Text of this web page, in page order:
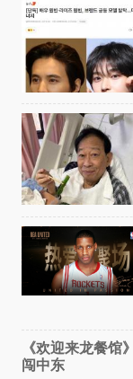
《欢迎来龙餐馆
闯中东